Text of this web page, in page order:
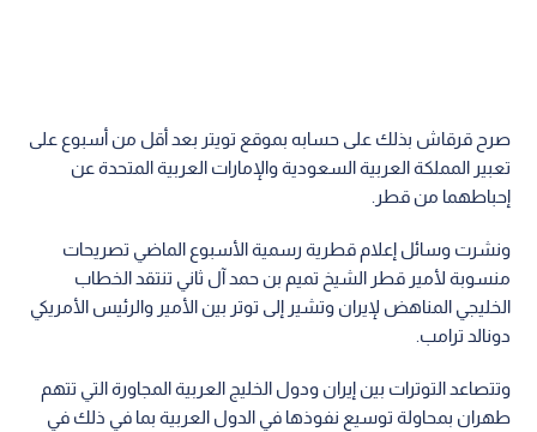
صرح قرقاش بذلك على حسابه بموقع تويتر بعد أقل من أسبوع على
تعبير المملكة العربية السعودية والإمارات العربية المتحدة عن
إحباطهما من قطر.
ونشرت وسائل إعلام قطرية رسمية الأسبوع الماضي تصريحات
منسوبة لأمير قطر الشيخ تميم بن حمد آل ثاني تنتقد الخطاب
الخليجي المناهض لإيران وتشير إلى توتر بين الأمير والرئيس الأمريكي
دونالد ترامب.
وتتصاعد التوترات بين إيران ودول الخليج العربية المجاورة التي تتهم
طهران بمحاولة توسيع نفوذها في الدول العربية بما في ذلك في